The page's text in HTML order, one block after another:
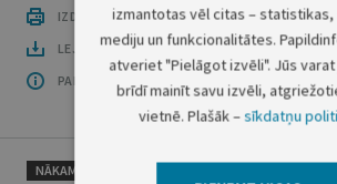
IZDRUKĀT PUBLIKĀCIJU
LEJUPLĀDĒT LAIDIENU (PDF)
PAR OFICIĀLO IZDEVUMU
NĀKAMAIS
izmantotas vēl citas –
mediju un funkcionalitātes.
atveriet "Pielāgot izvēli". Jūs
brīdī mainīt savu izvēli,
vietnē. Plašāk –sīkdatņu